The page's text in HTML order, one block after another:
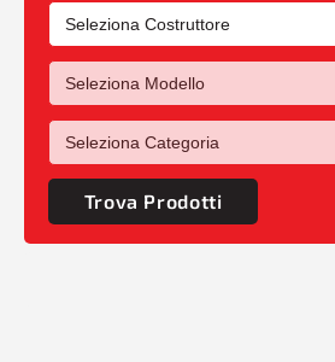
Trova Prodotti